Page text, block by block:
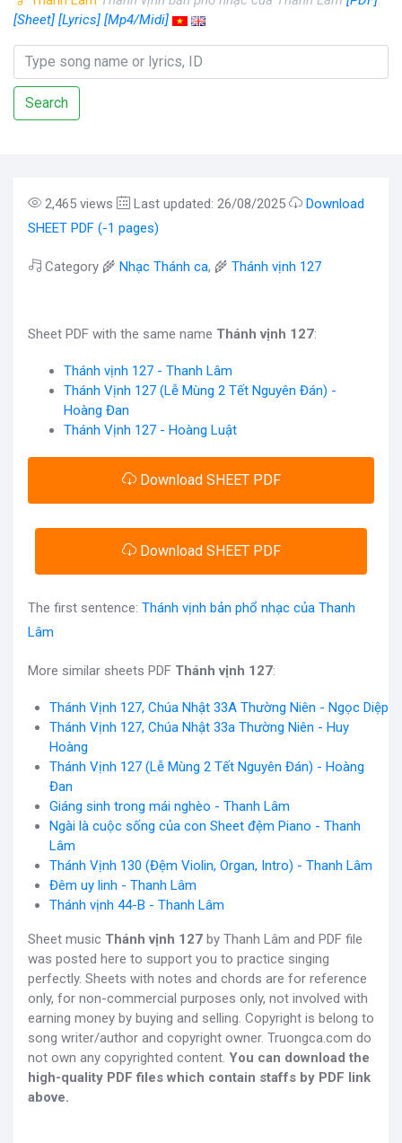
[Sheet] [Lyrics] [Mp4/Midi]
Search
2,465 views Last updated: 26/08/2025
Download
SHEET PDF (-1 pages)
Category 🌾 Nhạc Thánh ca, 🌾 Thánh vịnh 127
Sheet PDF with the same name Thánh vịnh 127:
Thánh vịnh 127 - Thanh Lâm
Thánh Vịnh 127 (Lễ Mùng 2 Tết Nguyên Đán) -
Hoàng Đan
Thánh Vịnh 127 - Hoàng Luật
Download SHEET PDF
Download SHEET PDF
The first sentence: Thánh vịnh bản phổ nhạc của Thanh
Lâm
More similar sheets PDF Thánh vịnh 127:
Thánh Vịnh 127, Chúa Nhật 33A Thường Niên - Ngọc Diệp
Thánh Vịnh 127, Chúa Nhật 33a Thường Niên - Huy
Hoàng
Thánh Vịnh 127 (Lễ Mùng 2 Tết Nguyên Đán) - Hoàng
Đan
Giáng sinh trong mái nghèo - Thanh Lâm
Ngài là cuộc sống của con Sheet đệm Piano - Thanh
Lâm
Thánh Vịnh 130 (Đệm Violin, Organ, Intro) - Thanh Lâm
Đêm uy linh - Thanh Lâm
Thánh vịnh 44-B - Thanh Lâm
Sheet music Thánh vịnh 127 by Thanh Lâm and PDF file
was posted here to support you to practice singing
perfectly. Sheets with notes and chords are for reference
only, for non-commercial purposes only, not involved with
earning money by buying and selling. Copyright is belong to
song writer/author and copyright owner. Truongca.com do
not own any copyrighted content. You can download the
high-quality PDF files which contain staffs by PDF link
above.